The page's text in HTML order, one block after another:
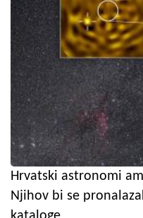
Hrvatski astronomi
Njihov bi se